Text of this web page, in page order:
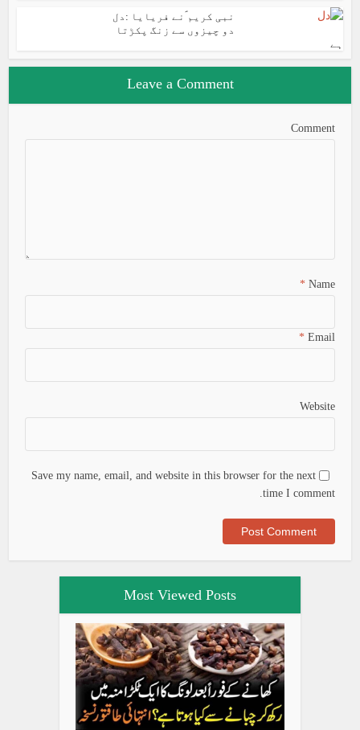
نبی کریم ؐنے فریایا :دل
دو چیزوں سے زنگ پکڑتا
ہے
Leave a Comment
Comment
Name
*
Email
*
Website
Save my name, email, and website in this browser for the next
time I comment.
Most Viewed Posts